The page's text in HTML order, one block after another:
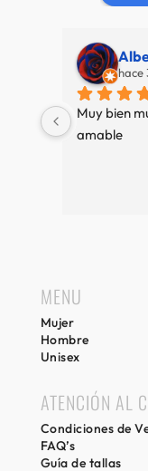
hace
Muy bien
amable
MENU
Mujer
Hombre
Unisex
ATENCIÓN AL
Condiciones de
FAQ’s
Guía de tallas